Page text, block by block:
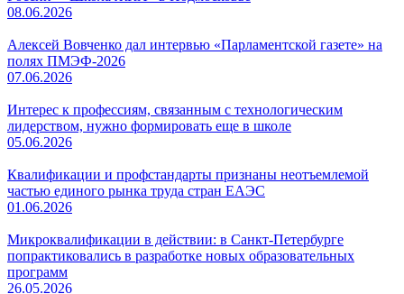
08.06.2026
Алексей Вовченко дал интервью «Парламентской газете» на
полях ПМЭФ-2026
07.06.2026
Интерес к профессиям, связанным с технологическим
лидерством, нужно формировать еще в школе
05.06.2026
Квалификации и профстандарты признаны неотъемлемой
частью единого рынка труда стран ЕАЭС
01.06.2026
Микроквалификации в действии: в Санкт-Петербурге
попрактиковались в разработке новых образовательных
программ
26.05.2026